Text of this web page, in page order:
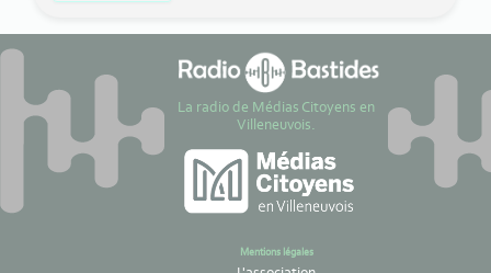
La radio de Médias Citoyens en
Villeneuvois.
Mentions légales